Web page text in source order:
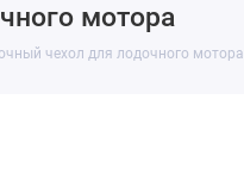
мотора
чехол для лодочного мотора